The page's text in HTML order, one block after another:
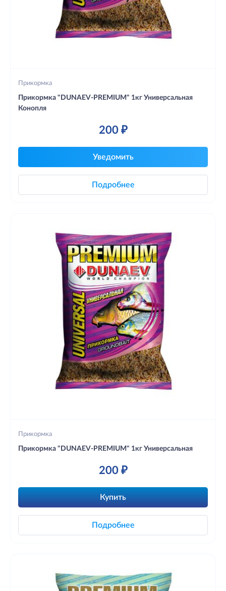
Прикормка
Прикормка "DUNAEV-PREMIUM" 1кг Универсальная
Конопля
200 ₽
Уведомить
Подробнее
Прикормка
Прикормка "DUNAEV-PREMIUM" 1кг Универсальная
200 ₽
Купить
Подробнее